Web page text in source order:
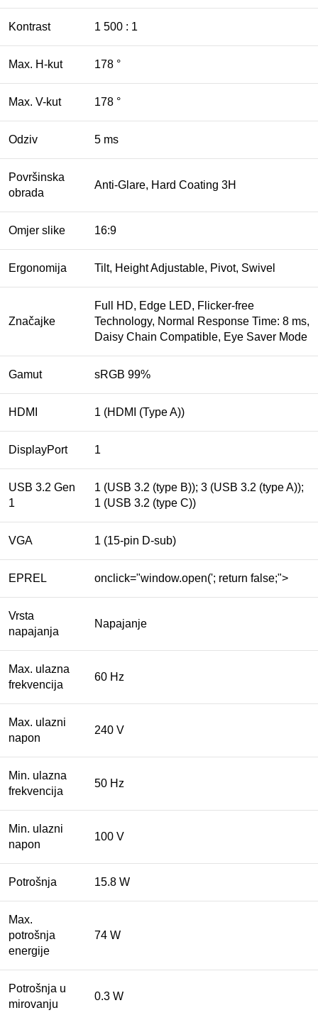
Kontrast 1 500 : 1
Max. H-kut 178 °
Max. V-kut 178 °
Odziv 5 ms
Površinska
obrada
Anti-Glare, Hard Coating 3H
Omjer slike 16:9
Ergonomija Tilt, Height Adjustable, Pivot, Swivel
Značajke
Full HD, Edge LED, Flicker-free
Technology, Normal Response Time: 8 ms,
Daisy Chain Compatible, Eye Saver Mode
Gamut sRGB 99%
HDMI 1 (HDMI (Type A))
DisplayPort 1
USB 3.2 Gen
1
1 (USB 3.2 (type B)); 3 (USB 3.2 (type A));
1 (USB 3.2 (type C))
VGA 1 (15-pin D-sub)
EPREL onclick="window.open('; return false;">
Vrsta
napajanja
Napajanje
Max. ulazna
frekvencija
60 Hz
Max. ulazni
napon
240 V
Min. ulazna
frekvencija
50 Hz
Min. ulazni
napon
100 V
Potrošnja 15.8 W
Max.
potrošnja
energije
74 W
Potrošnja u
mirovanju
0.3 W